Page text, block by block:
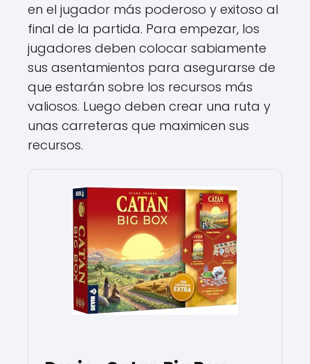
en el jugador más poderoso y exitoso al
final de la partida. Para empezar, los
jugadores deben colocar sabiamente
sus asentamientos para asegurarse de
que estarán sobre los recursos más
valiosos. Luego deben crear una ruta y
unas carreteras que maximicen sus
recursos.